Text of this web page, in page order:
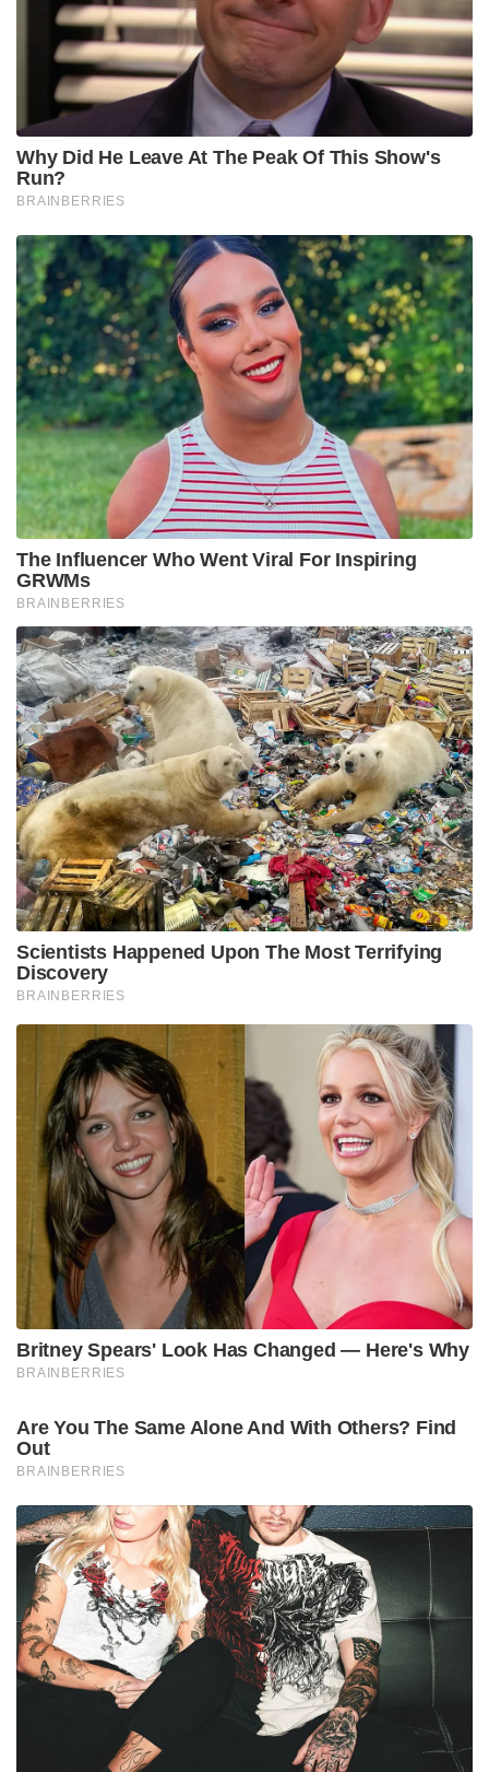
Why Did He Leave At The Peak Of This Show's
Run?
BRAINBERRIES
The Influencer Who Went Viral For Inspiring
GRWMs
BRAINBERRIES
Scientists Happened Upon The Most Terrifying
Discovery
BRAINBERRIES
Britney Spears' Look Has Changed — Here's Why
BRAINBERRIES
Are You The Same Alone And With Others? Find
Out
BRAINBERRIES